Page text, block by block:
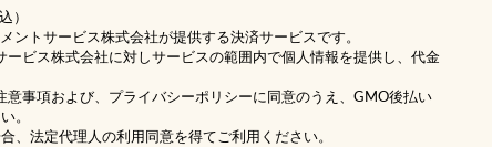
）
ントサービス株式会社が提供する決済サービスです。
ービス株式会社に対しサービスの範囲内で個人情報を提供し、代金
意事項および、 プライバシーポリシーに同意のうえ、GMO後払い
。
、法定代理人の利用同意を得てご利用ください。